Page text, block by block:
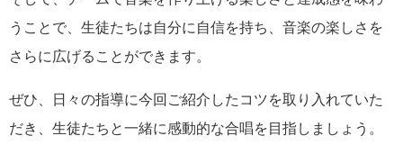
うことで、生徒たちは自分に自信を持ち、音楽の楽しさを
さらに広げることができます。
ぜひ、日々の指導に今回ご紹介したコツを取り入れていた
だき、生徒たちと一緒に感動的な合唱を目指しましょう。